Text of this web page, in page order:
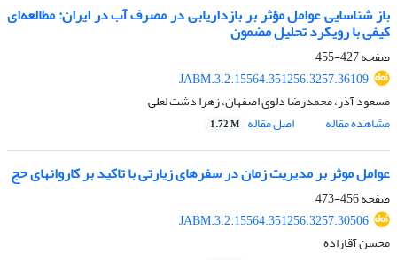
باز شناسایی عوامل مؤثر بر بازداریابی در مصرف آب در ایران: مطالعه‌ای
کیفی با رویکرد تحلیل مضمون
صفحه427-455
JABM.3.2.15564.351256.3257.36109
مسعود آذر، محمدرضا دلوی اصفهان، زهرا دشت لعلی
مشاهده مقاله
اصل مقاله 1.72 M
عوامل موثر بر مدیریت زمان در سفرهای زیارتی با تاکید بر کاروانهای حج
صفحه456-473
JABM.3.2.15564.351256.3257.30506
محسن آقازاده